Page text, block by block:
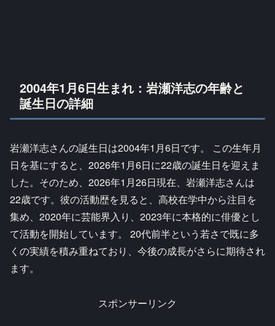
2004年1月6日生まれ：岩瀬洋志の年齢と
誕生日の詳細
岩瀬洋志さんの誕生日は2004年1月6日です。 この生年月
日を基にすると、2026年1月6日に22歳の誕生日を迎えま
した。そのため、2026年1月26日現在、岩瀬洋志さんは
22歳です。彼の活動歴を見ると、高校在学中から注目を
集め、2020年に芸能界入り、2023年に本格的に俳優とし
て活動を開始しています。 20代前半という若さで既に多
くの実績を積み重ねており、今後の成長がさらに期待され
ます。
スポンサーリンク